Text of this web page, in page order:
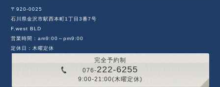
〒920-0025
石川県金沢市駅西本町1丁目3番7号
F.west BLD
営業時間：am9:00～pm9:00
定休日：木曜定休
完全予約制
076-222-6255
9:00-21:00(木曜定休)